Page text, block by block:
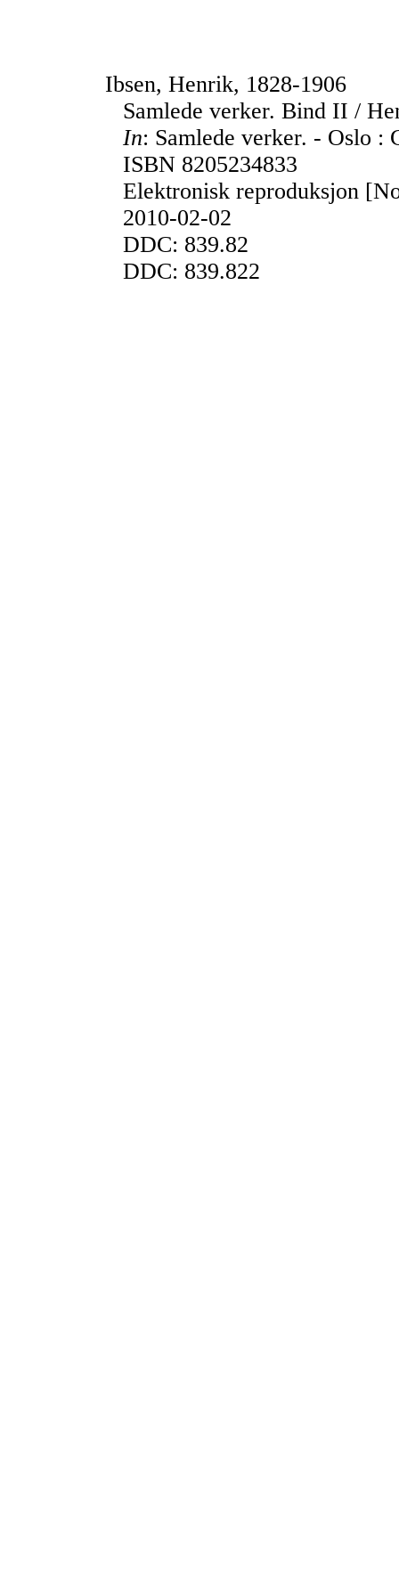
Ibsen, Henrik, 1828-1906
Samlede verker. Bind II /
In: Samlede verker. - Oslo :
ISBN 8205234833
Elektronisk reproduksjon
2010-02-02
DDC: 839.82
DDC: 839.822